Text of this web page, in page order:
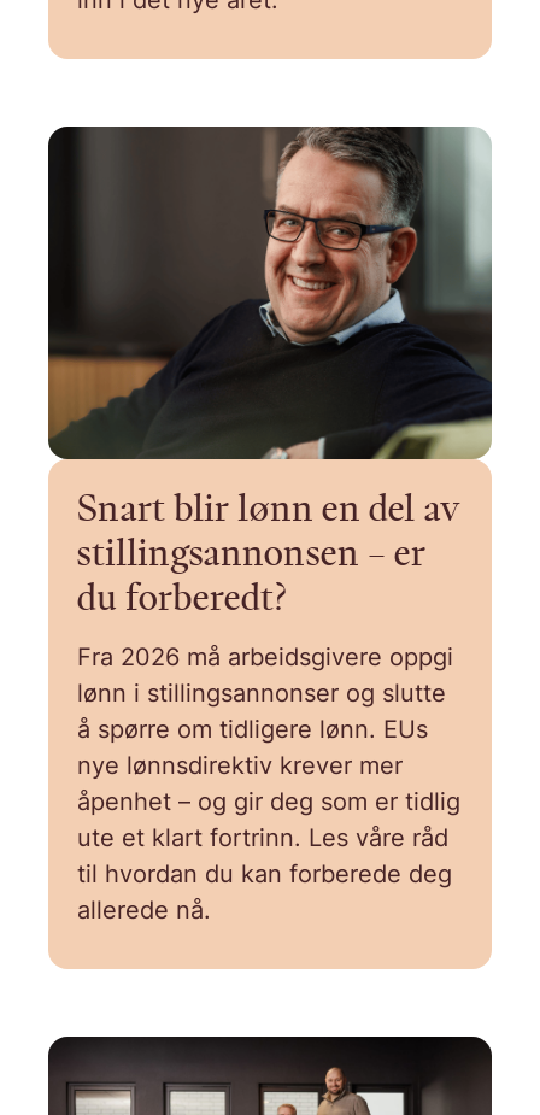
Snart blir lønn en del av
stillingsannonsen – er
du forberedt?
Fra 2026 må arbeidsgivere oppgi
lønn i stillingsannonser og slutte
å spørre om tidligere lønn. EUs
nye lønnsdirektiv krever mer
åpenhet – og gir deg som er tidlig
ute et klart fortrinn. Les våre råd
til hvordan du kan forberede deg
allerede nå.